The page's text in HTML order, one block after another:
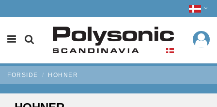
FORSIDE HOHNER